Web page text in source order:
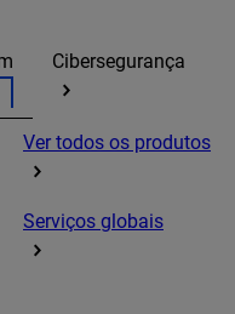
Cibersegurança
Ver todos os produtos
Serviços globais